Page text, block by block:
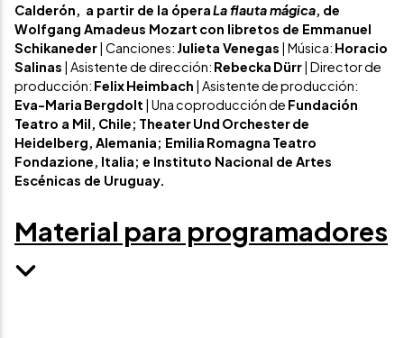
Calderón, a partir de la óperaLa flauta mágica , de
Wolfgang Amadeus Mozart con libretos de Emmanuel
Schikaneder| Canciones: Julieta Venegas | Música: Horacio
Salinas | Asistente de dirección: Rebecka Dürr| Director de
producción: FelixHeimbach | Asistente de producción:
Eva-Maria Bergdolt | Una coproducción de Fundación
Teatro a Mil, Chile; TheaterUnd Orchesterde
Heidelberg, Alemania; Emilia Romagna Teatro
Fondazione, Italia; e Instituto Nacional de Artes
Escénicas de Uruguay.
Material para programadores